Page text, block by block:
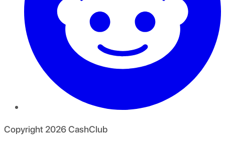
Copyright 2026CashClub